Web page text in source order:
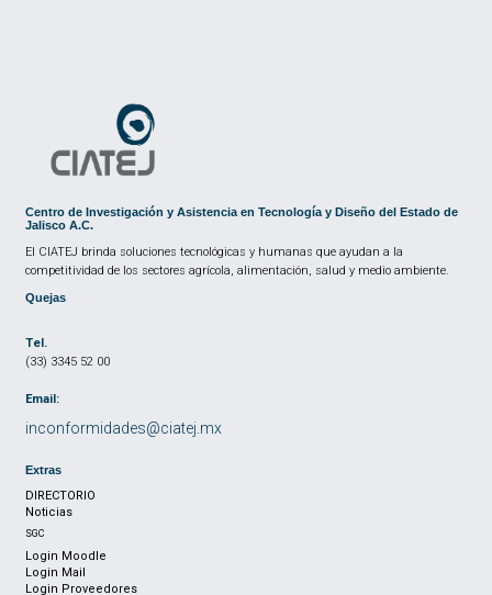
Centro de Investigación y Asistencia en Tecnología y Diseño del Estado de
Jalisco A.C.
El CIATEJ brinda soluciones tecnológicas y humanas que ayudan a la
competitividad de los sectores agrícola, alimentación, salud y medio ambiente.
Quejas
Tel.
(33) 3345 52 00
Email:
inconformidades@ciatej.mx
Extras
DIRECTORIO
Noticias
SGC
Login Moodle
Login Mail
Login Proveedores